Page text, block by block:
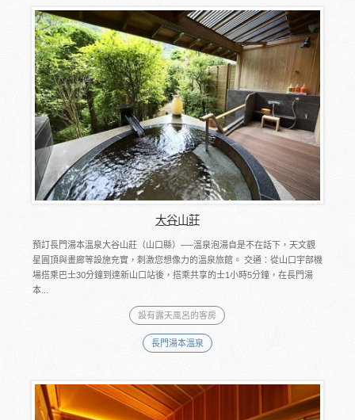
大谷山莊
預訂長門湯本溫泉大谷山莊（山口縣）──溫泉泡湯自是不在話下，天文觀
星圓頂與畫廊等設施充實，刺激您想像力的溫泉旅館。 交通：從山口宇部機
場搭乘巴士30分鐘到達新山口站後，搭乘共享的士1小時5分鐘，在長門湯
本...
設有露天風呂的客房
長門湯本溫泉